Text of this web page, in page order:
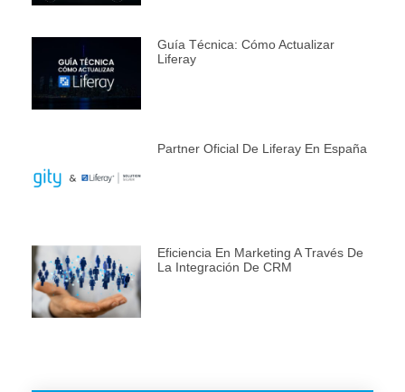
Guía Técnica: Cómo Actualizar
Liferay
Partner Oficial De Liferay En España
Eficiencia En Marketing A Través De
La Integración De CRM